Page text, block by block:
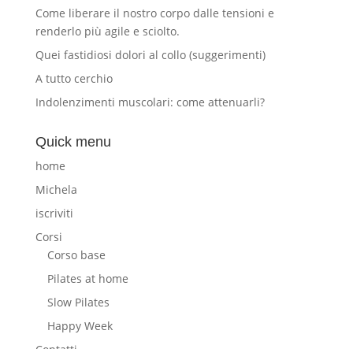
Come liberare il nostro corpo dalle tensioni e
renderlo più agile e sciolto.
Quei fastidiosi dolori al collo (suggerimenti)
A tutto cerchio
Indolenzimenti muscolari: come attenuarli?
Quick menu
home
Michela
iscriviti
Corsi
Corso base
Pilates at home
Slow Pilates
Happy Week